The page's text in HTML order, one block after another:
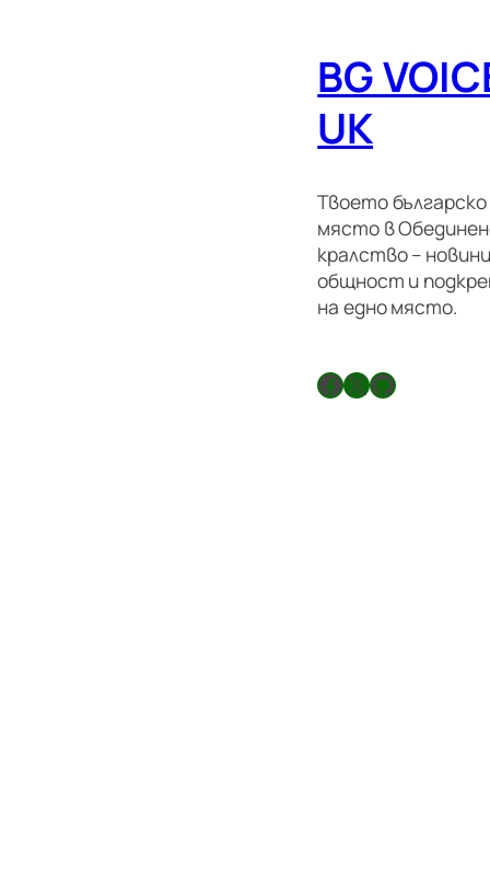
BG
UK
Твоето българско
място в
кралство –
общност и
на едно място.
Facebook X GitHub